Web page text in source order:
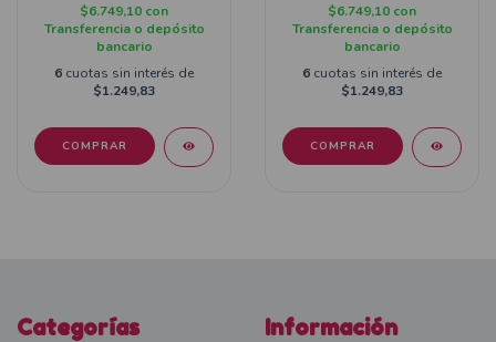
$6.749,10 con
Transferencia o depósito
bancario
6 cuotas sin interés de
$1.249,83
COMPRAR
$6.749,10 con
Transferencia o depósito
bancario
6 cuotas sin interés de
$1.249,83
COMPRAR
Categorías Información